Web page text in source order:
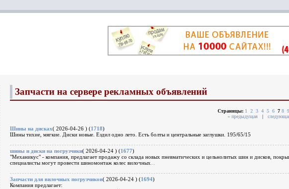
Запчасти на сервере рекламных объявлений
Страницы: 1 2 3 4 5 6 7 8 9
« предыдущая|
Шины на дисках( 2026-04-26 ) (1718)
Шины тихие, мягкие. Диски новые. Ездил одно лето. Есть болты и центральные заглушки. 195/65/15
шины и диски на погрузчики( 2026-04-24 ) (1677)
"Механикус" - компания, предлагает продажу со склада новых пневматических и цельнолитых шин и дисков,
специалисты могут провести шиномонтаж колес вилочных
Запчасти для вилочных погрузчиков( 2026-04-24 ) (1694)
Компания предлагает: